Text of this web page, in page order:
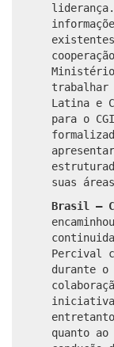
trabalhar
Latina e
para o
suas
Brasil –
Percival
durante
iniciativa
quanto